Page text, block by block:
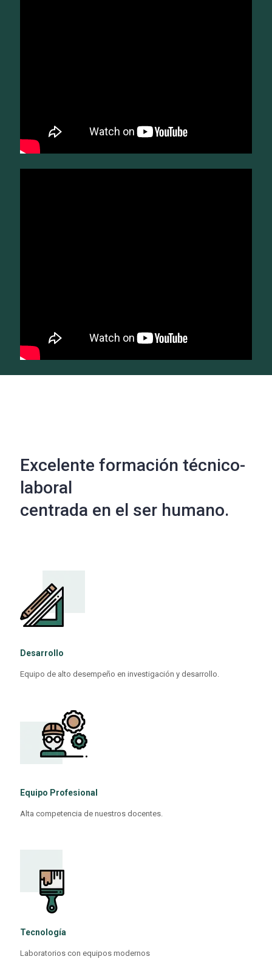
Excelente formación técnico-
laboral
centrada en el ser humano.
Desarrollo
Equipo de alto desempeño en investigación y desarrollo.
Equipo Profesional
Alta competencia de nuestros docentes.
Tecnología
Laboratorios con equipos modernos